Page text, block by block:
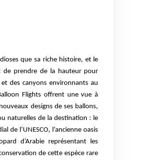
que sa riche histoire, et le
de prendre de la hauteur pour
et des canyons environnants au
Flights offrent une vue à
designs de ses ballons,
naturelles de la destination : le
de l’UNESCO, l’ancienne oasis
d’Arabie représentant les
de cette espèce rare